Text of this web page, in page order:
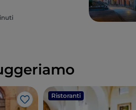
Like
Ristoranti